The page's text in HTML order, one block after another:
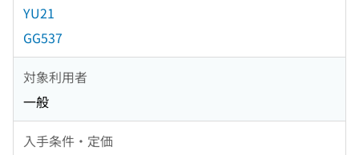
YU21
GG537
対象利用者
一般
入手条件・定価